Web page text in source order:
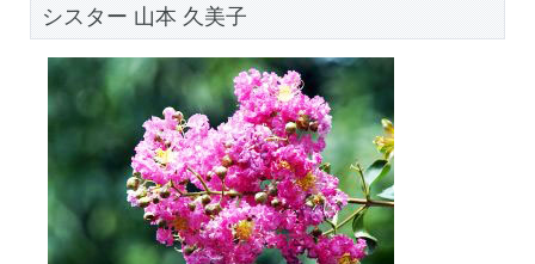
シスター 山本 久美子